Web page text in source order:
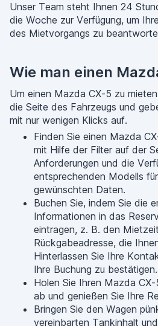
Unser Team steht Ihnen 24
die Woche zur Verfügung, um
des Mietvorgangs zu
Wie man einen
Um einen Mazda CX-5 zu
die Seite des Fahrzeugs und
mit nur wenigen Klicks auf.
Finden Sie einen Mazda
mit Hilfe der Filter auf der
Anforderungen und die
entsprechenden Modells
gewünschten Daten.
Buchen Sie, indem Sie die
Informationen in das
eintragen, z. B. den
Rückgabeadresse, die
Hinterlassen Sie Ihre
Ihre Buchung zu bestätigen.
Holen Sie Ihren Mazda
ab und genießen Sie Ihre
Bringen Sie den Wagen
vereinbarten Tankinhalt